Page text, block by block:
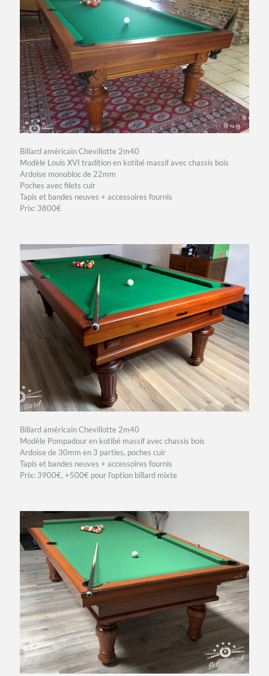
Billard américain Chevillotte 2m40
Modèle Louis XVI tradition en kotibé massif avec chassis bois
Ardoise monobloc de 22mm
Poches avec filets cuir
Tapis et bandes neuves + accessoires fournis
Prix: 3800€
Billard américain Chevillotte 2m40
Modèle Pompadour en kotibé massif avec chassis bois
Ardoise de 30mm en 3 parties, poches cuir
Tapis et bandes neuves + accessoires fournis
Prix: 3900€, +500€ pour l'option billard mixte